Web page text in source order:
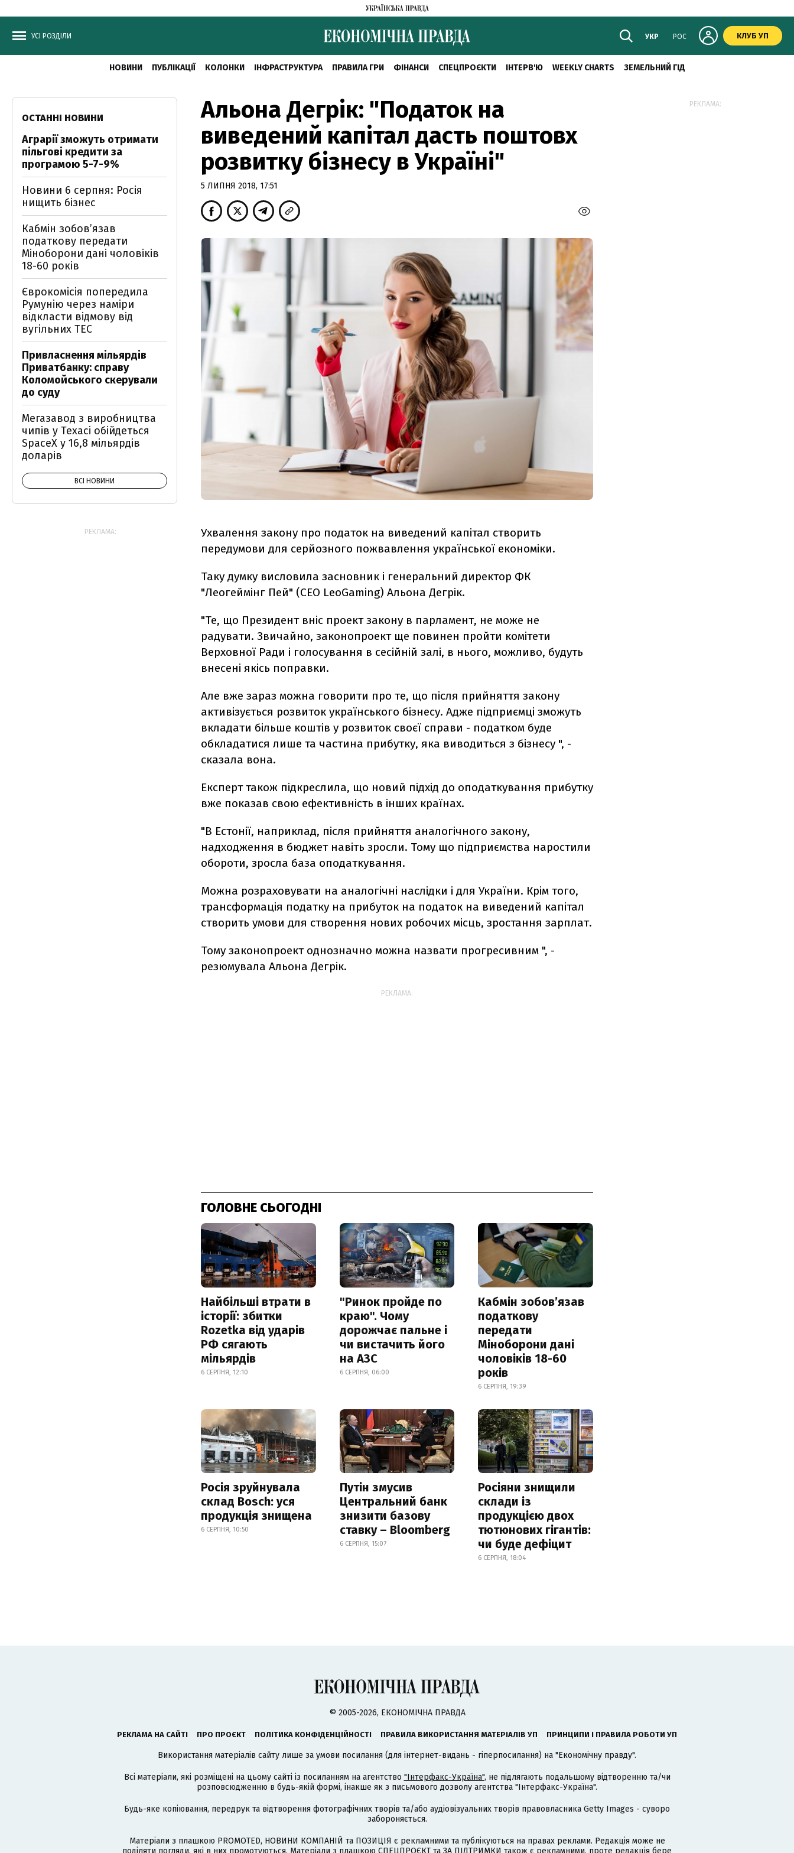
УСІ РОЗДІЛИ УКР РОС КЛУБ УП
НОВИНИ ПУБЛІКАЦІЇ КОЛОНКИ ІНФРАСТРУКТУРА ПРАВИЛА ГРИ ФІНАНСИ СПЕЦПРОЄКТИ ІНТЕРВ'Ю WEEKLY CHARTS ЗЕМЕЛЬНИЙ ГІД
Альона Дегрік: "Податок на
виведений капітал дасть поштовх
розвитку бізнесу в Україні"
5 ЛИПНЯ 2018, 17:51
Ухвалення закону про податок на виведений капітал створить
передумови для серйозного пожвавлення української економіки.
Таку думку висловила засновник і генеральний директор ФК
"Леогеймінг Пей" (CEO LeoGaming) Альона Дегрік.
"Те, що Президент вніс проект закону в парламент, не може не
радувати. Звичайно, законопроект ще повинен пройти комітети
Верховної Ради і голосування в сесійній залі, в нього, можливо, будуть
внесені якісь поправки.
Але вже зараз можна говорити про те, що після прийняття закону
активізується розвиток українського бізнесу. Адже підприємці зможуть
вкладати більше коштів у розвиток своєї справи - податком буде
обкладатися лише та частина прибутку, яка виводиться з бізнесу ", -
сказала вона.
Експерт також підкреслила, що новий підхід до оподаткування прибутку
вже показав свою ефективність в інших країнах.
"В Естонії, наприклад, після прийняття аналогічного закону,
надходження в бюджет навіть зросли. Тому що підприємства наростили
обороти, зросла база оподаткування.
Можна розраховувати на аналогічні наслідки і для України. Крім того,
трансформація податку на прибуток на податок на виведений капітал
створить умови для створення нових робочих місць, зростання зарплат.
Тому законопроект однозначно можна назвати прогресивним ", -
резюмувала Альона Дегрік.
РЕКЛАМА:
ГОЛОВНЕ СЬОГОДНІ
Найбільші втрати в
історії: збитки
Rozetka від ударів
РФ сягають
мільярдів
6 СЕРПНЯ, 12:10
"Ринок пройде по
краю". Чому
дорожчає пальне і
чи вистачить його
на АЗС
6 СЕРПНЯ, 06:00
Кабмін зобовʼязав
податкову
передати
Міноборони дані
чоловіків 18-60
років
6 СЕРПНЯ, 19:39
Росія зруйнувала
склад Bosch: уся
продукція знищена
6 СЕРПНЯ, 10:50
Путін змусив
Центральний банк
знизити базову
ставку – Bloomberg
6 СЕРПНЯ, 15:07
Росіяни знищили
склади із
продукцією двох
тютюнових гігантів:
чи буде дефіцит
6 СЕРПНЯ, 18:04
ОСТАННІ НОВИНИ
Аграрії зможуть отримати
пільгові кредити за
програмою 5-7-9%
Новини 6 серпня: Росія
нищить бізнес
Кабмін зобовʼязав
податкову передати
Міноборони дані чоловіків
18-60 років
Єврокомісія попередила
Румунію через наміри
відкласти відмову від
вугільних ТЕС
Привласнення мільярдів
Приватбанку: справу
Коломойського скерували
до суду
Мегазавод з виробництва
чипів у Техасі обійдеться
SpaceX у 16,8 мільярдів
доларів
ВСІ НОВИНИ
РЕКЛАМА:
РЕКЛАМА:
© 2005-2026, ЕКОНОМІЧНА ПРАВДА
РЕКЛАМА НА САЙТІ ПРО ПРОЄКТ ПОЛІТИКА КОНФІДЕНЦІЙНОСТІ ПРАВИЛА ВИКОРИСТАННЯ МАТЕРІАЛІВ УП ПРИНЦИПИ І ПРАВИЛА РОБОТИ УП
Використання матеріалів сайту лише за умови посилання (для інтернет-видань - гіперпосилання) на "Економічну правду".
Всі матеріали, які розміщені на цьому сайті із посиланням на агентство "Інтерфакс-Україна", не підлягають подальшому відтворенню та/чи
розповсюдженню в будь-якій формі, інакше як з письмового дозволу агентства "Інтерфакс-Україна".
Будь-яке копіювання, передрук та відтворення фотографічних творів та/або аудіовізуальних творів правовласника Getty Images - суворо
забороняється.
Матеріали з плашкою PROMOTED, НОВИНИ КОМПАНІЙ та ПОЗИЦІЯ є рекламними та публікуються на правах реклами. Редакція може не